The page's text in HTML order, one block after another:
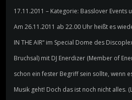
17.11.2011 – Kategorie: Basslover Events
Am 26.11.2011 ab 22.00 Uhr heißt es
IN THE AIR“ im Special Dome des
Bruchsal) mit DJ Enerdizer (Member of
schon ein fester Begriff sein sollte, wenn
Musik geht! Doch das ist noch nicht alles.